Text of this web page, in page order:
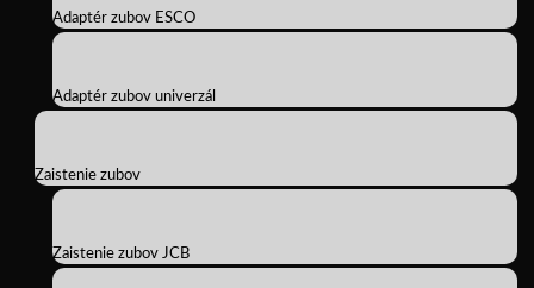
Adaptér zubov ESCO
Adaptér zubov univerzál
Zaistenie zubov
Zaistenie zubov JCB